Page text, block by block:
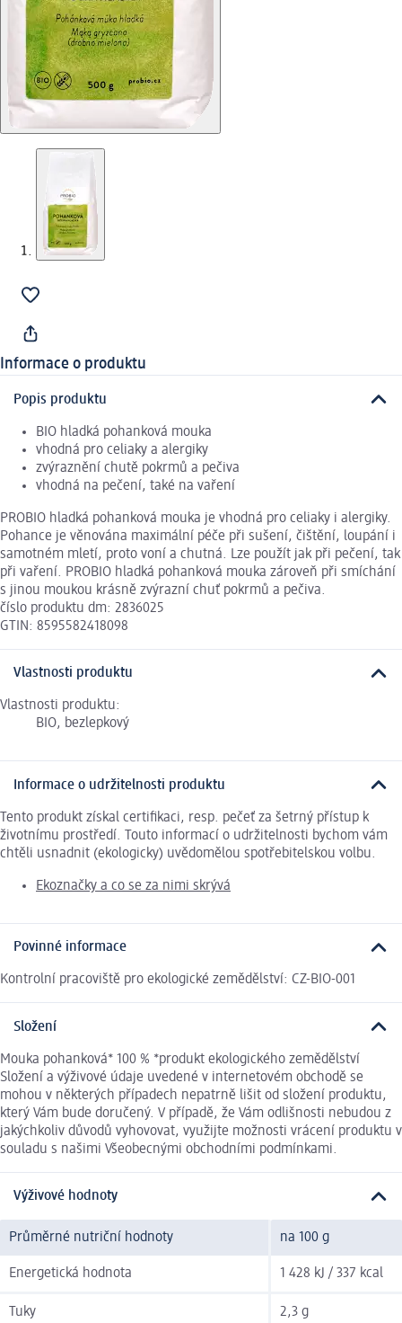
Informace o produktu
Popis produktu
BIO hladká pohanková mouka
vhodná pro celiaky a alergiky
zvýraznění chutě pokrmů a pečiva
vhodná na pečení, také na vaření
PROBIO hladká pohanková mouka je vhodná pro celiaky i alergiky.
Pohance je věnována maximální péče při sušení, čištění, loupání i
samotném mletí, proto voní a chutná. Lze použít jak při pečení, tak
při vaření. PROBIO hladká pohanková mouka zároveň při smíchání
s jinou moukou krásně zvýrazní chuť pokrmů a pečiva.
číslo produktu dm: 2836025
GTIN: 8595582418098
Vlastnosti produktu
Vlastnosti produktu:
BIO, bezlepkový
Informace o udržitelnosti produktu
Tento produkt získal certifikaci, resp. pečeť za šetrný přístup k
životnímu prostředí. Touto informací o udržitelnosti bychom vám
chtěli usnadnit (ekologicky) uvědomělou spotřebitelskou volbu.
Ekoznačky a co se za nimi skrývá
Povinné informace
Kontrolní pracoviště pro ekologické zemědělství: CZ-BIO-001
Složení
Mouka pohanková* 100 % *produkt ekologického zemědělství
Složení a výživové údaje uvedené v internetovém obchodě se
mohou v některých případech nepatrně lišit od složení produktu,
který Vám bude doručený. V případě, že Vám odlišnosti nebudou z
jakýchkoliv důvodů vyhovovat, využijte možnosti vrácení produktu v
souladu s našimi Všeobecnými obchodními podmínkami.
Výživové hodnoty
Průměrné nutriční hodnoty na 100 g
Energetická hodnota 1 428 kJ / 337 kcal
Tuky 2,3 g